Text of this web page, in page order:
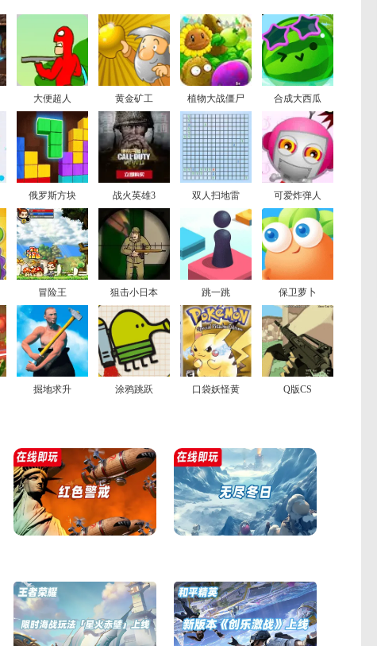
大便超人 黄金矿工 植物大战僵尸 合成大西瓜
俄罗斯方块 战火英雄3 双人扫地雷 可爱炸弹人
冒险王 狙击小日本 跳一跳 保卫萝卜
掘地求升 涂鸦跳跃 口袋妖怪黄 Q版CS